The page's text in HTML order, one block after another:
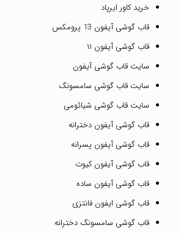
خرید کاور ایرپاد
قاب گوشی آیفون 13 پرومکس
قاب گوشی آیفون ۱۱
سایت قاب گوشی آیفون
سایت قاب گوشی سامسونگ
سایت قاب گوشی شیائومی
قاب گوشی آیفون دخترانه
قاب گوشی آیفون پسرانه
قاب گوشی آیفون کیوت
قاب گوشی آیفون ساده
قاب گوشی ایفون فانتزی
قاب گوشی سامسونگ دخترانه